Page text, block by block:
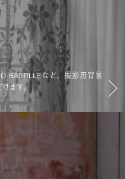
BASTILLEなど、撮影用背景
ます。